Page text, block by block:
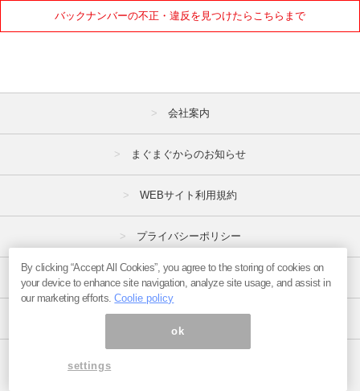
バックナンバーの不正・違反を見つけたらこちらまで
10月 11月 12月
1月 2月 3月
8月
4月 5月 6月
8月
会社案内
まぐまぐからのお知らせ
WEBサイト利用規約
プライバシーポリシー
特定商取引法
ページ内の商標は全て商標権者に属します。
By clicking “Accept All Cookies”, you agree to the storing of cookies on
your device to enhance site navigation, analyze site usage, and assist in
our marketing efforts.Coolie policy
ok
settings